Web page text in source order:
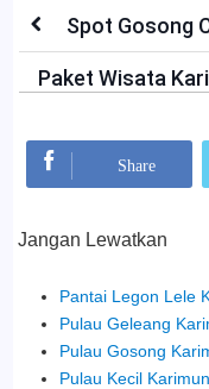
Spot Gosong
Paket Wisata
Share
Jangan Lewatkan
Pantai Legon Lele
Pulau Geleang
Pulau Gosong
Pulau Kecil